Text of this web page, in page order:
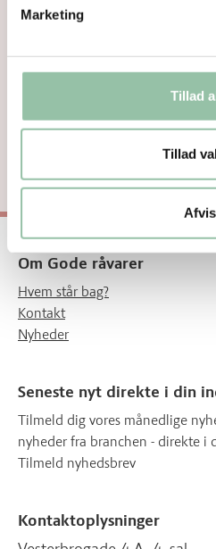
Marketing
Tillad
Tillad
Afvis
Se næringsstofindhold per
Om Gode råvarer
Hvem står bag?
Kontakt
Nyheder
Seneste nyt direkte i din
Tilmeld dig vores månedlige
nyheder fra branchen - direkte i
Tilmeld nyhedsbrev
Kontaktoplysninger